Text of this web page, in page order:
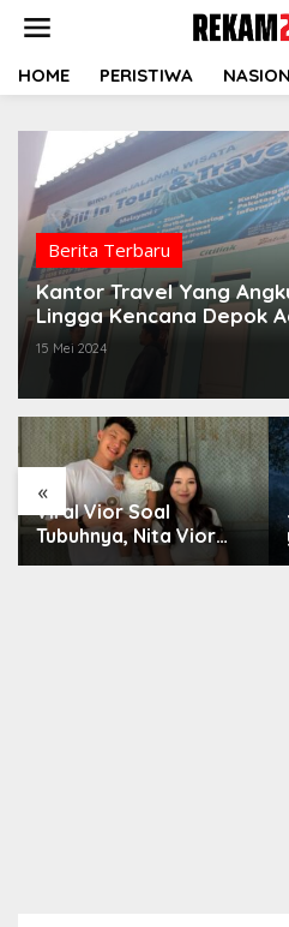
HOME PERISTIWA
Berita Terbaru
Kantor Travel Yang
Lingga Kencana Depok
di Rumah Kontrakan
15 Mei 2024
«
Viral Vior Soal
Tubuhnya, Nita Vior
Akui Nikmati Peranya